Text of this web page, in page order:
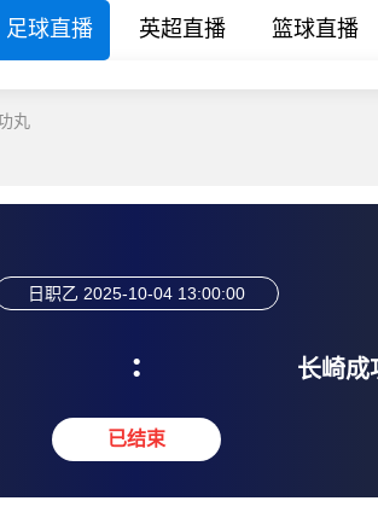
足球直播 英超直播 篮球直播
丸
日职乙 2025-10-04 13:00:00
:
已结束
长崎成